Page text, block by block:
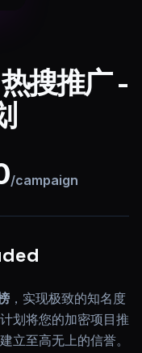
搜推广 -
/campaign
，实现极致的知名度
划将您的加密项目推
立至高无上的信誉。